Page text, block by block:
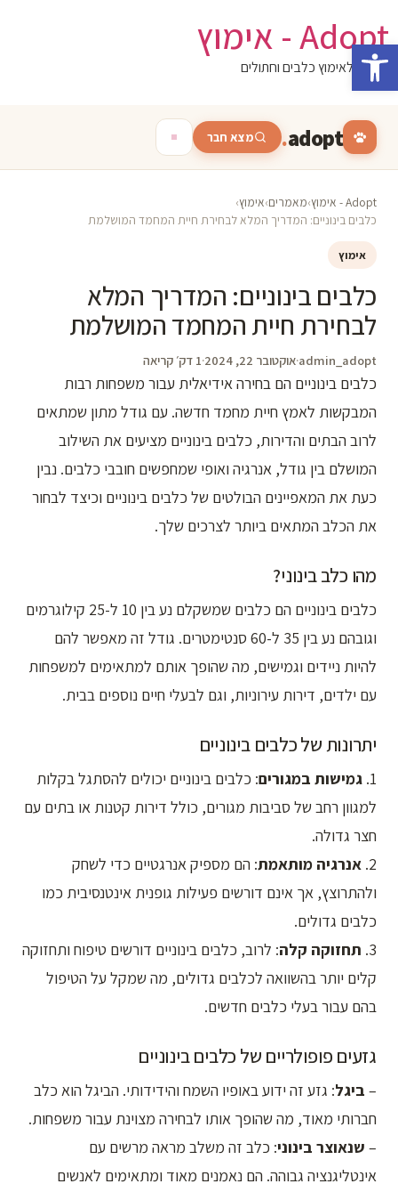
פתח סרגל נגישות
לתוכן
Adopt - אימוץ
המגזין לאימוץ כלבים וחתולים
adopt
. מצא חבר
Adopt - אימוץ ›מאמרים›אימוץ›
כלבים בינוניים: המדריך המלא לבחירת חיית המחמד המושלמת
אימוץ
כלבים בינוניים: המדריך המלא
לבחירת חיית המחמד המושלמת
admin_adopt
·אוקטובר 22, 2024 ·1 דק׳ קריאה
כלבים בינוניים הם בחירה אידיאלית עבור משפחות רבות
המבקשות לאמץ חיית מחמד חדשה. עם גודל מתון שמתאים
לרוב הבתים והדירות, כלבים בינוניים מציעים את השילוב
המושלם בין גודל, אנרגיה ואופי שמחפשים חובבי כלבים. נבין
כעת את המאפיינים הבולטים של כלבים בינוניים וכיצד לבחור
את הכלב המתאים ביותר לצרכים שלך.
מהו כלב בינוני?
כלבים בינוניים הם כלבים שמשקלם נע בין 10 ל-25 קילוגרמים
וגובהם נע בין 35 ל-60 סנטימטרים. גודל זה מאפשר להם
להיות ניידים וגמישים, מה שהופך אותם למתאימים למשפחות
עם ילדים, דירות עירוניות, וגם לבעלי חיים נוספים בבית.
יתרונות של כלבים בינוניים
1. גמישות במגורים: כלבים בינוניים יכולים להסתגל בקלות
למגוון רחב של סביבות מגורים, כולל דירות קטנות או בתים עם
חצר גדולה.
2. אנרגיה מותאמת: הם מספיק אנרגטיים כדי לשחק
ולהתרוצץ, אך אינם דורשים פעילות גופנית אינטנסיבית כמו
כלבים גדולים.
3. תחזוקה קלה: לרוב, כלבים בינוניים דורשים טיפוח ותחזוקה
קלים יותר בהשוואה לכלבים גדולים, מה שמקל על הטיפול
בהם עבור בעלי כלבים חדשים.
גזעים פופולריים של כלבים בינוניים
– ביגל: גזע זה ידוע באופיו השמח והידידותי. הביגל הוא כלב
חברותי מאוד, מה שהופך אותו לבחירה מצוינת עבור משפחות.
– שנאוצר בינוני: כלב זה משלב מראה מרשים עם
אינטליגנציה גבוהה. הם נאמנים מאוד ומתאימים לאנשים